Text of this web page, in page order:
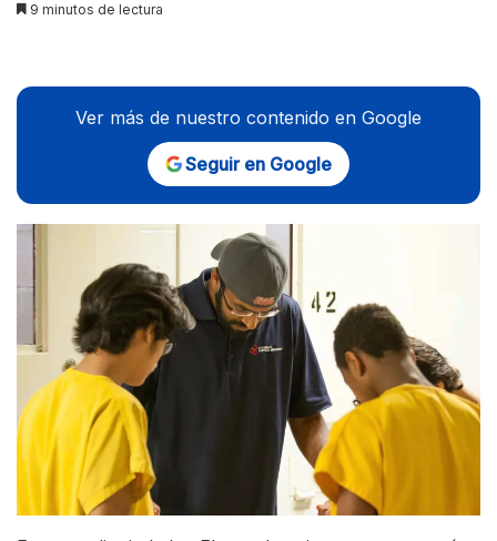
9 minutos de lectura
Ver más de nuestro contenido en Google
Seguir en Google